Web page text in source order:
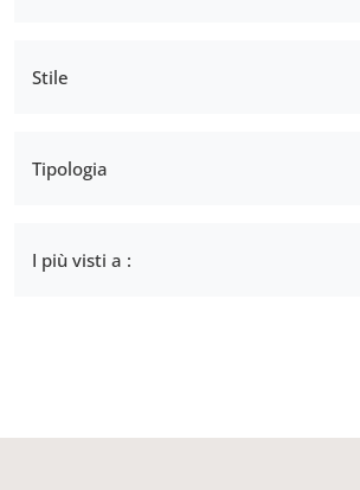
Stile
Tipologia
I più visti a :